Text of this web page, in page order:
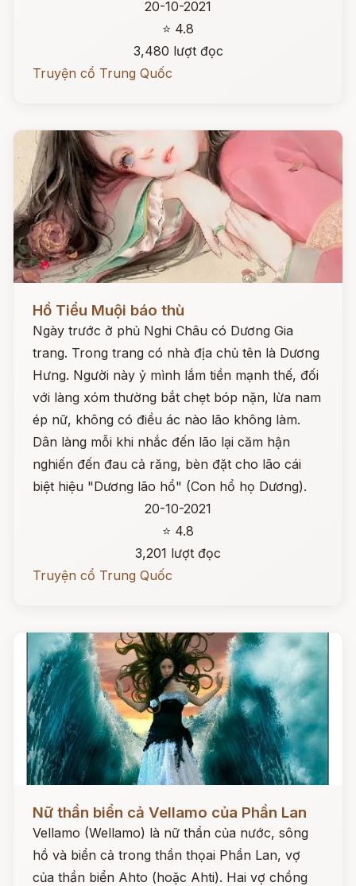
20-10-2021
⭐ 4.8
3,480 lượt đọc
Truyện cổ Trung Quốc
Đọc ngay
Hồ Tiểu Muội báo thù
Ngày trước ở phủ Nghi Châu có Dương Gia
trang. Trong trang có nhà địa chủ tên là Dương
Hưng. Người này ỷ mình lắm tiền mạnh thế, đối
với làng xóm thường bắt chẹt bóp nặn, lừa nam
ép nữ, không có điều ác nào lão không làm.
Dân làng mỗi khi nhắc đến lão lại căm hận
nghiến đến đau cả răng, bèn đặt cho lão cái
biệt hiệu "Dương lão hổ" (Con hổ họ Dương).
20-10-2021
⭐ 4.8
3,201 lượt đọc
Truyện cổ Trung Quốc
Nữ thần biển cả Vellamo của Phần Lan
Vellamo (Wellamo) là nữ thần của nước, sông
hồ và biển cả trong thần thọai Phần Lan, vợ
của thần biển Ahto (hoặc Ahti). Hai vợ chồng